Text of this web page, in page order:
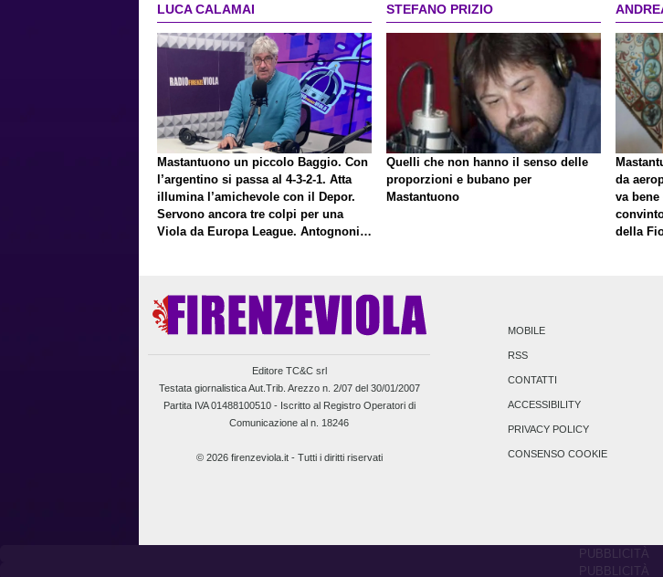
LUCA CALAMAI
Mastantuono un piccolo Baggio. Con
l’argentino si passa al 4-3-2-1. Atta
illumina l’amichevole con il Depor.
Servono ancora tre colpi per una
Viola da Europa League. Antognoni,
STEFANO PRIZIO
Quelli che non hanno il senso delle
proporzioni e bubano per
Mastantuono
da
va
della
Editore TC&C srl
Testata giornalistica Aut.Trib. Arezzo n. 2/07 del 30/01/2007
Partita IVA 01488100510 - Iscritto al Registro Operatori di
Comunicazione al n. 18246
© 2026 firenzeviola.it - Tutti i diritti riservati
MOBILE
RSS
CONTATTI
ACCESSIBILITY
PRIVACY POLICY
CONSENSO COOKIE